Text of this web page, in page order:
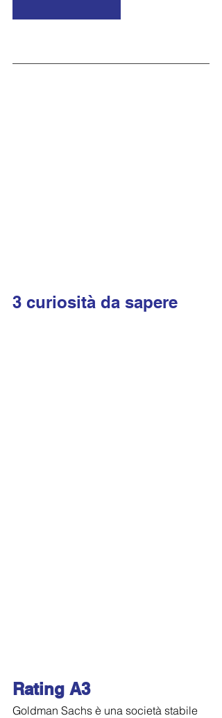
3 curiosità da sapere
Rating A3
Goldman Sachs è una società stabile